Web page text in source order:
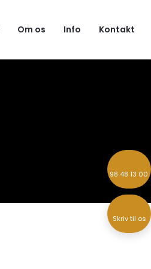
98 48 13 00
Skriv til os​
Om os Info Kontakt